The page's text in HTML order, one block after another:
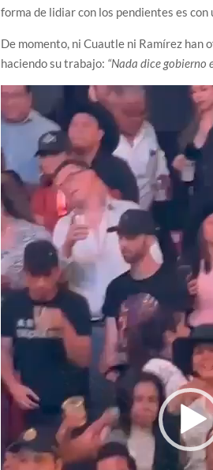
forma de lidiar con los pendientes es con
De momento, ni Cuautle ni Ramírez han
haciendo su trabajo: “Nada dice gobierno
Reproductor
de